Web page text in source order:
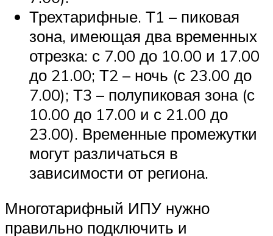
Трехтарифные. Т1 – пиковая
зона, имеющая два временных
отрезка: с 7.00 до 10.00 и 17.00
до 21.00; Т2 – ночь (с 23.00 до
7.00); Т3 – полупиковая зона (с
10.00 до 17.00 и с 21.00 до
23.00). Временные промежутки
могут различаться в
зависимости от региона.
Многотарифный ИПУ нужно
правильно подключить и